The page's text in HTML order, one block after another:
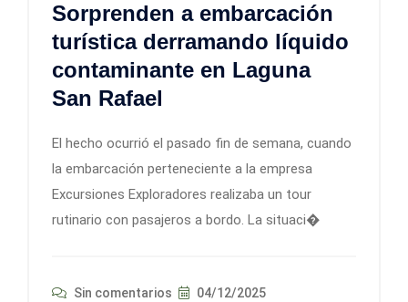
Sorprenden a embarcación
turística derramando líquido
contaminante en Laguna
San Rafael
El hecho ocurrió el pasado fin de semana, cuando
la embarcación perteneciente a la empresa
Excursiones Exploradores realizaba un tour
rutinario con pasajeros a bordo. La situaci�
Sin comentarios 04/12/2025